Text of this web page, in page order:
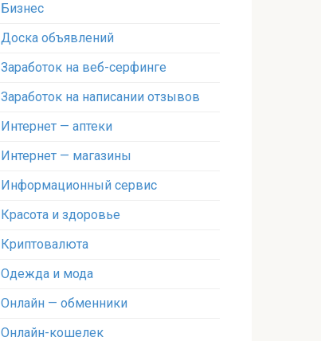
Бизнес
Доска объявлений
Заработок на веб-серфинге
Заработок на написании отзывов
Интернет — аптеки
Интернет — магазины
Информационный сервис
Красота и здоровье
Криптовалюта
Одежда и мода
Онлайн — обменники
Онлайн-кошелек